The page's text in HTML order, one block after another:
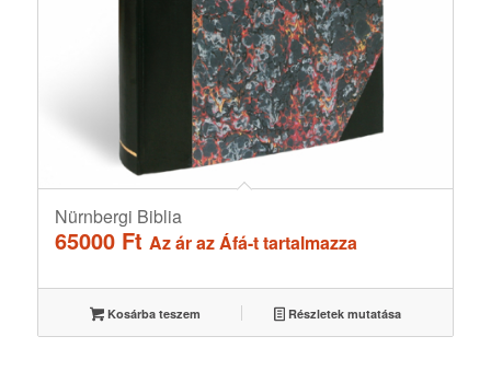
Nürnbergi Biblia
65000 Ft Az ár az Áfá-t tartalmazza
Kosárba teszem Részletek mutatása